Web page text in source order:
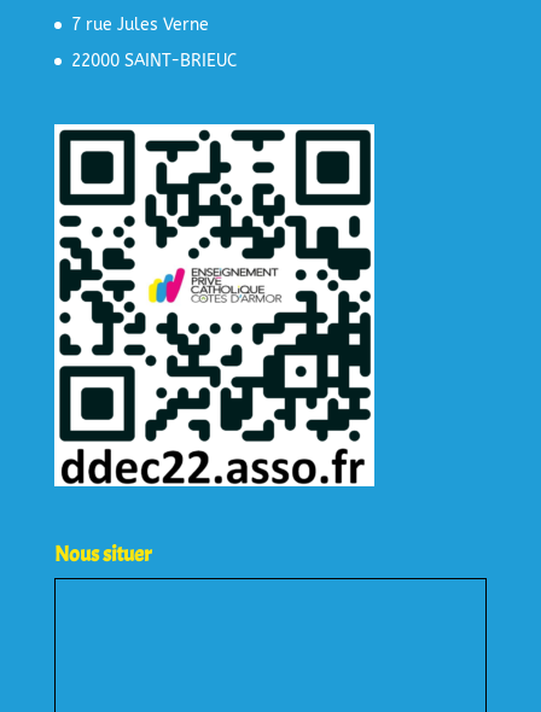
7 rue Jules Verne
22000 SAINT-BRIEUC
Nous situer